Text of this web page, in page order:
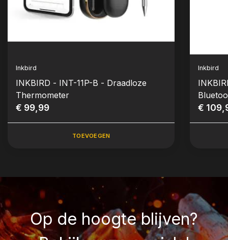
Inkbird
INKBIRD - INT-11P-B - Draadloze
Thermometer
€ 99,99
TOEVOEGEN
Inkbird
€
Op de hoogte blijven?